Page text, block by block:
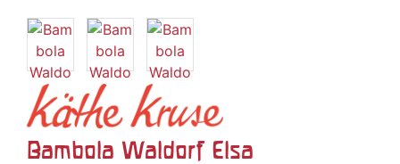
Bambola Waldorf Elsa